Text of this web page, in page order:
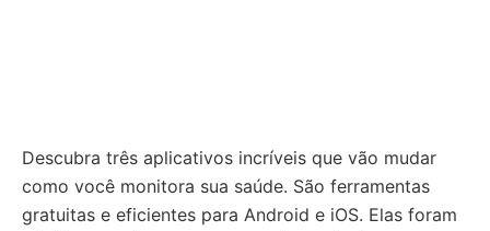
Descubra três aplicativos incríveis que vão mudar
como você monitora sua saúde. São ferramentas
gratuitas e eficientes para Android e iOS. Elas foram